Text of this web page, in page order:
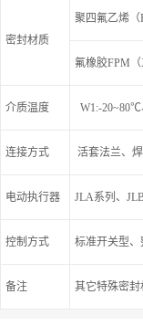
密封材质
聚四氟乙烯（
氟橡胶FPM（
介质温度 W1:-
连接方式 活套法兰、
电动执行器 JLA系列、
控制方式 标准开关型
备注 其它特殊密封